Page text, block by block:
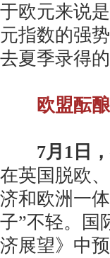
于欧元来说
元指数的强
去夏季录得
欧盟酝
7月1日
在英国脱欧
济和欧洲一
子”不轻。国
济展望》中